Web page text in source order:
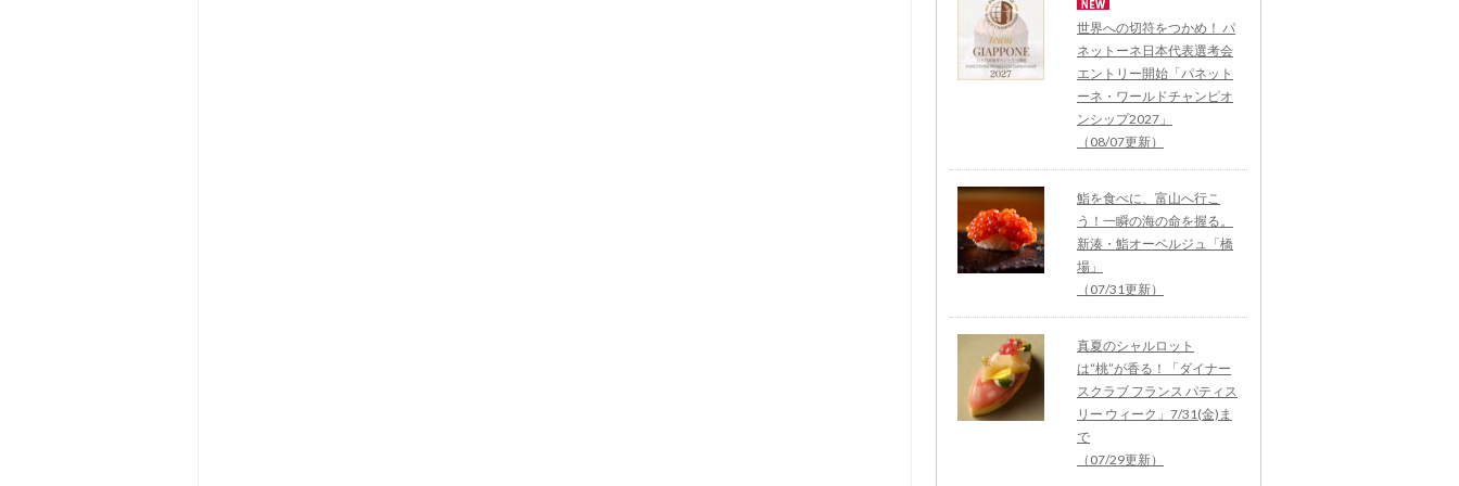
世界への切符をつかめ！ パ
ネットーネ日本代表選考会
エントリー開始「パネット
ーネ・ワールドチャンピオ
ンシップ2027」
（08/07更新）
鮨を食べに、富山へ行こ
う！一瞬の海の命を握る。
新湊・鮨オーベルジュ「橋
場」
（07/31更新）
真夏のシャルロット
は“桃”が香る！「ダイナー
スクラブ フランス パティス
リー ウィーク」7/31(金)ま
で
（07/29更新）